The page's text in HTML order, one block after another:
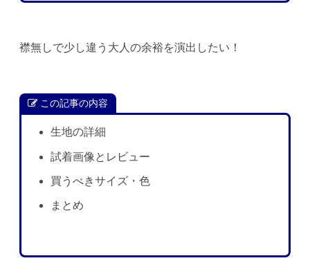
襟無しで少し違う大人の余裕を演出したい！
この記事の内容
生地の詳細
試着画像とレビュー
買うべきサイズ・色
まとめ